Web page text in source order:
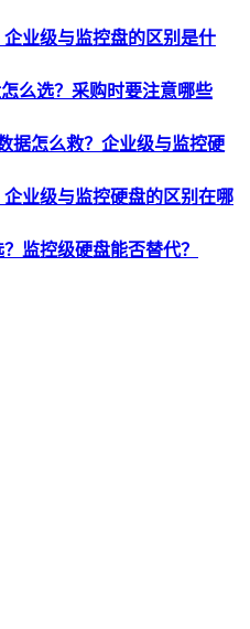
业级与监控盘的区别是什
么选？采购时要注意哪些
据怎么救？企业级与监控硬
业级与监控硬盘的区别在哪
监控级硬盘能否替代？